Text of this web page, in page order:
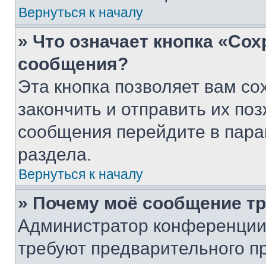
Вернуться к началу
» Что означает кнопка
сообщения?
Эта кнопка позволяет вам
закончить и отправить их
сообщения перейдите в
раздела.
Вернуться к началу
» Почему моё сообщение
Администратор
требуют предварительного